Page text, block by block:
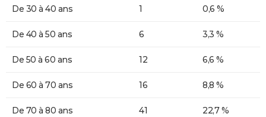
De 30 à 40 ans 1 0,6 %
De 40 à 50 ans 6 3,3 %
De 50 à 60 ans 12 6,6 %
De 60 à 70 ans 16 8,8 %
De 70 à 80 ans 41 22,7 %